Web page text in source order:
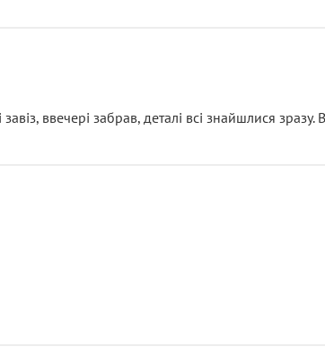
ввечері забрав, деталі всі знайшлися